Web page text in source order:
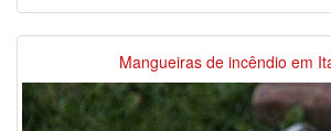
Mangueiras de incêndio em